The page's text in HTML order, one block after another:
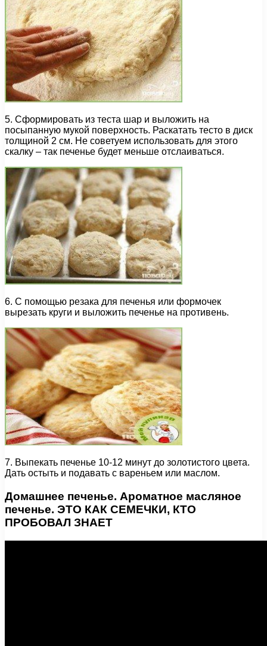
5. Сформировать из теста шар и выложить на
посыпанную мукой поверхность. Раскатать тесто в диск
толщиной 2 см. Не советуем использовать для этого
скалку – так печенье будет меньше отслаиваться.
6. С помощью резака для печенья или формочек
вырезать круги и выложить печенье на противень.
7. Выпекать печенье 10-12 минут до золотистого цвета.
Дать остыть и подавать с вареньем или маслом.
Домашнее печенье. Ароматное масляное
печенье. ЭТО КАК СЕМЕЧКИ, КТО
ПРОБОВАЛ ЗНАЕТ